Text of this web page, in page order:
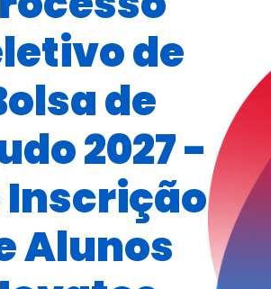
de
de
2027 -
Inscrição
Alunos